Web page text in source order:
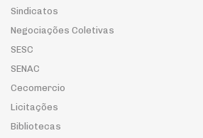
Sindicatos
Negociações Coletivas
SESC
SENAC
Cecomercio
Licitações
Bibliotecas